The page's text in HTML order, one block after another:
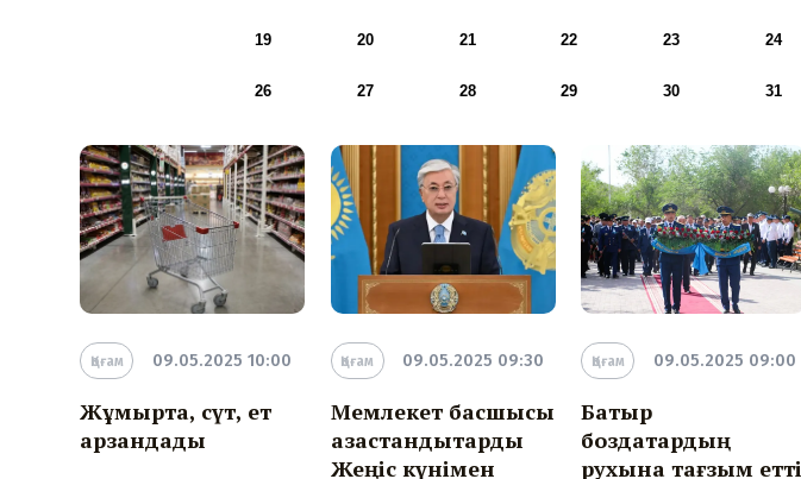
19 20 21 22 23 24
26 27 28 29 30 31
Қоғам 09.05.2025 10:00
Жұмыртқа, сүт, ет
арзандады
Қоғам 09.05.2025 09:30
Мемлекет басшысы
қазақстандықтарды
Жеңіс күнімен
Қоғам 09.05.2025 09:00
Батыр
боздақтардың
рухына тағзым етті